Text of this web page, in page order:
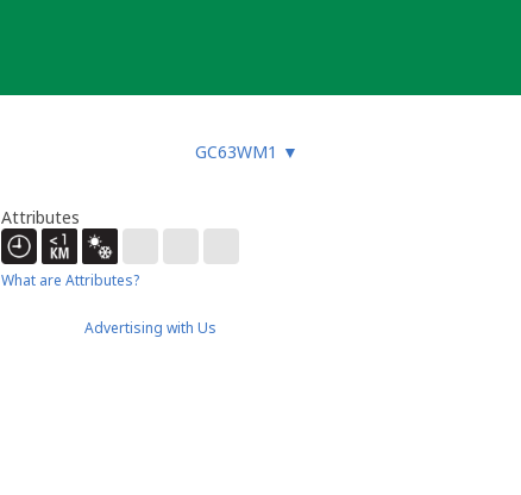
GC63WM1 ▼
Attributes
What are Attributes?
Advertising with Us